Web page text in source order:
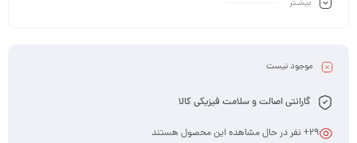
بیشـتر
موجود نیست
گارانتی اصالت و سلامت فیزیکی کالا
29+ نفر در حال مشاهده این محصول هستند